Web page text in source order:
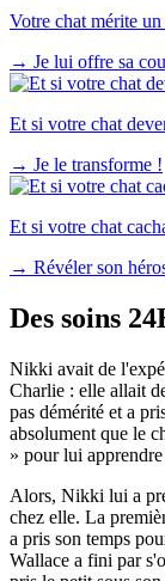
Votre chat mérite
→ Je lui offre sa
Et si votre chat
→ Je le transforme !
Et si votre chat
→ Révéler son
Des soins
Nikki avait de
Charlie : elle allait
pas démérité et a
absolument que le
» pour lui
Alors, Nikki lui a
chez elle. La
a pris son temps
Wallace a fini par